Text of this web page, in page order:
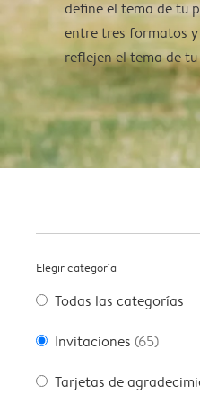
define el tema de tu
entre tres formatos
reflejen el tema de
Elegir categoría
Todas las categorías
Invitaciones (65)
Tarjetas de